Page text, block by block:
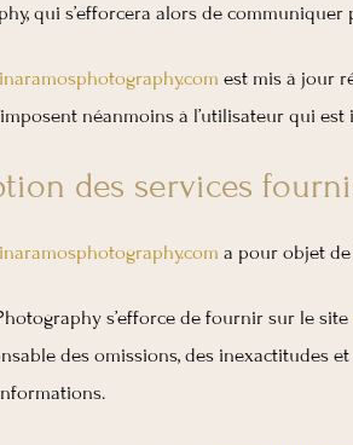
qui s’efforcera alors de
est mis à jour
néanmoins à l’utilisateur qui
des services
a pour objet
s’efforce de fournir sur le site
des omissions, des inexactitudes